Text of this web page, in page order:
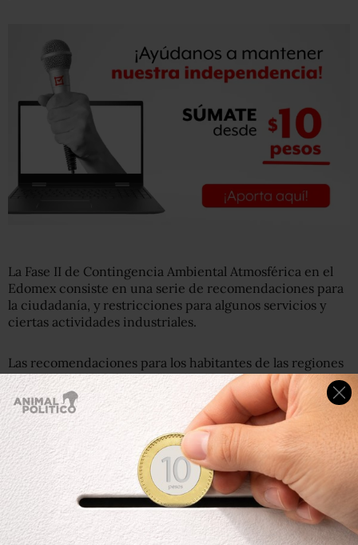
La Fase II de Contingencia Ambiental Atmosférica en el
Edomex consiste en una serie de recomendaciones para
la ciudadanía, y restricciones para algunos servicios y
ciertas actividades industriales.
Las recomendaciones para los habitantes de las regiones
antes mencionadas son:
Evitar salir a la calle y en caso de hacerlo usar
mascarillas o cubrebocas.
Evitar el uso de vehículos para prevenir zonas con alta
circulación vehicular.
Permanecer en lugares cerrados y limitar el tiempo
de actividades al aire libre, principalmente los grupos
sensibles (niños, mujeres embarazadas, adultos